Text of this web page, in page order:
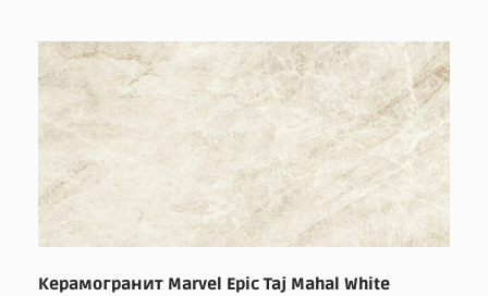
Керамогранит Marvel Epic Taj Mahal White